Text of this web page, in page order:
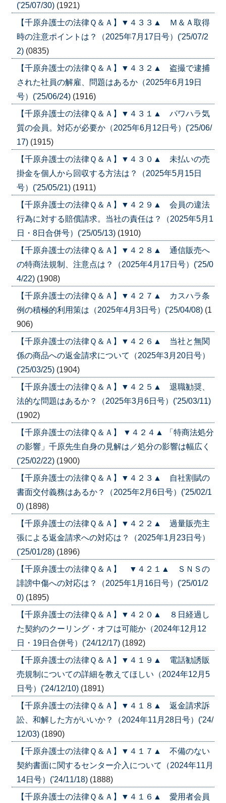
('25/07/30) (1921)
【千原弁護士の法律Ｑ＆Ａ】▼４３３▲ Ｍ＆Ａ取得
時の注意ポイントは？（2025年7月17日号）('25/07/2
2) (0835)
【千原弁護士の法律Ｑ＆Ａ】▼４３２▲ 盗撮で逮捕
された社員の解雇、問題はあるか（2025年6月19日
号）('25/06/24) (1916)
【千原弁護士の法律Ｑ＆Ａ】▼４３１▲ パワハラ気
質の会員。対応が必要か（2025年6月12日号）('25/06/
17) (1915)
【千原弁護士の法律Ｑ＆Ａ】▼４３０▲ 未払いの売
掛金を個人から回収する方法は？（2025年5月15日
号）('25/05/21) (1911)
【千原弁護士の法律Ｑ＆Ａ】▼４２９▲ 会員の違法
行為に対する賠償請求。当社の責任は？（2025年5月1
日・8日合併号）('25/05/13) (1910)
【千原弁護士の法律Ｑ＆Ａ】▼４２８▲ 通信販売へ
の特商法規制、注意点は？（2025年4月17日号）('25/0
4/22) (1908)
【千原弁護士の法律Ｑ＆Ａ】▼４２７▲ カスハラ条
例の積極的利用策は（2025年4月3日号）('25/04/08) (1
906)
【千原弁護士の法律Ｑ＆Ａ】▼４２６▲ 当社と無関
係の商品への返金請求について（2025年3月20日号）
('25/03/25) (1904)
【千原弁護士の法律Ｑ＆Ａ】▼４２５▲ 退職勧奨、
法的な問題はあるか？（2025年3月6日号）('25/03/11)
(1902)
【千原弁護士の法律Ｑ＆Ａ】 ▼４２４▲ 「特商法処分
の影響」千原先生自身の見解は／処分の影響は幅広く
('25/02/22) (1900)
【千原弁護士の法律Ｑ＆Ａ】▼４２３▲ 自社割賦の
書面交付義務はあるか？（2025年2月6日号）('25/02/1
0) (1898)
【千原弁護士の法律Ｑ＆Ａ】▼４２２▲ 過量販売主
張による返金請求への対応は？（2025年1月23日号）
('25/01/28) (1896)
【千原弁護士の法律Ｑ＆Ａ】 ▼４２１▲ ＳＮＳの
誹謗中傷への対応は？（2025年1月16日号）('25/01/2
0) (1895)
【千原弁護士の法律Ｑ＆Ａ】▼４２０▲ ８日経過し
た契約のクーリング・オフは可能か（2024年12月12
日・19日合併号）('24/12/17) (1892)
【千原弁護士の法律Ｑ＆Ａ】▼４１９▲ 電話勧誘販
売規制についての詳細を教えてほしい（2024年12月5
日号）('24/12/10) (1891)
【千原弁護士の法律Ｑ＆Ａ】▼４１８▲ 返金請求訴
訟、和解した方がいいか？（2024年11月28日号）('24/
12/03) (1890)
【千原弁護士の法律Ｑ＆Ａ】▼４１７▲ 不備のない
契約書面に関するセンター介入について（2024年11月
14日号）('24/11/18) (1888)
【千原弁護士の法律Ｑ＆Ａ】▼４１６▲ 愛用者会員